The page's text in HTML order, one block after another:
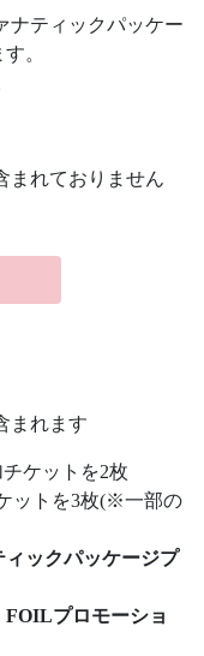
ナティックパッケー
。
まれておりません
まれます
ケットを2枚
ットを3枚(※一部の
ィックパッケージプ
FOILプロモーショ